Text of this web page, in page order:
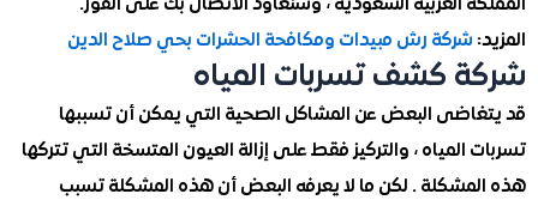
العربية السعودية ، وسنعاود الاتصال بك على الفور.
شركة رش مبيدات ومكافحة الحشرات بحي صلاح الدين
كشف تسربات المياه
البعض عن المشاكل الصحية التي يمكن أن تسببها
المياه ، والتركيز فقط على إزالة العيون المتسخة التي تتركها
. لكن ما لا يعرفه البعض أن هذه المشكلة تسبب